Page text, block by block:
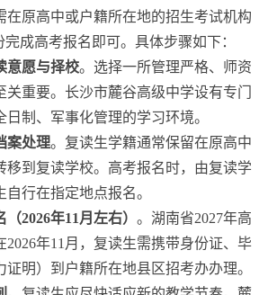
在原高中或户籍所在地的招生考试机构
完成高考报名即可。具体步骤如下：
意愿与择校。选择一所管理严格、师资
重要。长沙市麓谷高级中学设有专门
日制、军事化管理的学习环境。
案处理。复读生学籍通常保留在原高中
移到复读学校。高考报名时，由复读学
行在指定地点报名。
2026年11月左右） 。湖南省2027年高
2026年11月，复读生需携带身份证、毕
证明）到户籍所在地县区招考办办理。